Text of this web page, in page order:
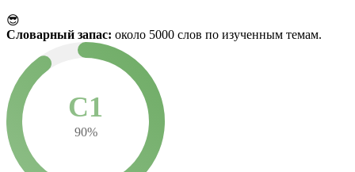
😎
Словарный запас: около 5000 слов по изученным темам.
C1
90%